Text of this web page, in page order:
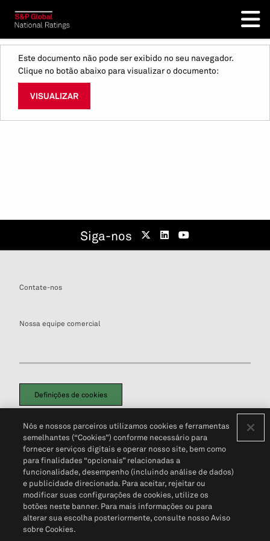
Este documento não pode ser exibido no seu navegador.
Clique no botão abaixo para visualizar o documento:
VISUALIZAR
Siga-nos
Contate-nos
Nossa equipe comercial
Definições de cookies
Política de PrivacidadePortal de privacidade do cliente (em inglês)
Não Venda Minhas Informações Pessoais© 2026 S&P Global
Nós e nossos parceiros utilizamos cookies e ferramentas
semelhantes (“Cookies”) conforme necessário para
fornecer serviços digitais e operar nosso site, bem como
para finalidades “opcionais” relacionadas a
funcionalidade, desempenho (incluindo análise de dados)
e publicidade direcionada. Para aceitar, rejeitar ou
modificar suas configurações de cookies, utilize os
botões neste banner. Para mais informações ou para
alterar sua escolha posteriormente, consulte nosso Aviso
sobre Cookies.